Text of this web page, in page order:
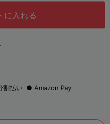
に入れる
割払い Amazon Pay